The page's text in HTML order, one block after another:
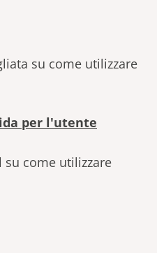
su come utilizzare
per l'utente
come utilizzare